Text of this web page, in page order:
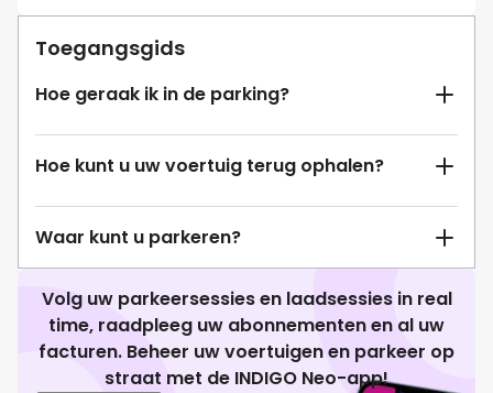
Toegangsgids
Hoe geraak ik in de parking?
Hoe kunt u uw voertuig terug ophalen?
Waar kunt u parkeren?
Volg uw parkeersessies en laadsessies in real
time, raadpleeg uw abonnementen en al uw
facturen. Beheer uw voertuigen en parkeer op
straat met de INDIGO Neo-app!